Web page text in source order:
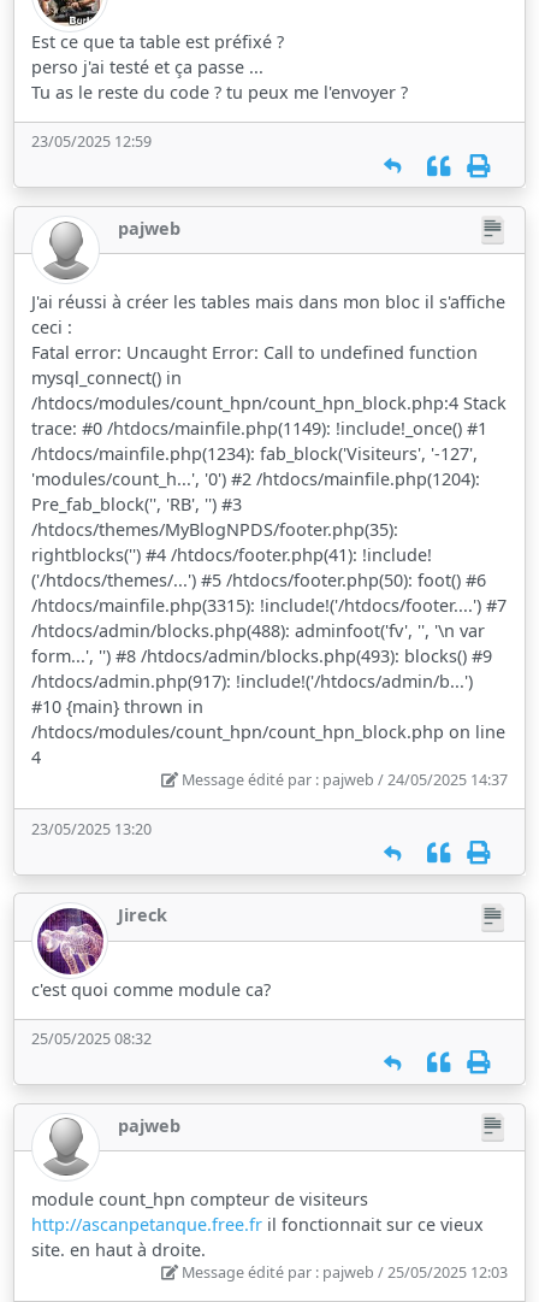
Est ce que ta table est préfixé ?
perso j'ai testé et ça passe ...
Tu as le reste du code ? tu peux me l'envoyer ?
23/05/2025 12:59
pajweb
J'ai réussi à créer les tables mais dans mon bloc il s'affiche
ceci :
Fatal error: Uncaught Error: Call to undefined function
mysql_connect() in
/htdocs/modules/count_hpn/count_hpn_block.php:4 Stack
trace: #0 /htdocs/mainfile.php(1149): !include!_once() #1
/htdocs/mainfile.php(1234): fab_block('Visiteurs', '-127',
'modules/count_h...', '0') #2 /htdocs/mainfile.php(1204):
Pre_fab_block('', 'RB', '') #3
/htdocs/themes/MyBlogNPDS/footer.php(35):
rightblocks('') #4 /htdocs/footer.php(41): !include!
('/htdocs/themes/...') #5 /htdocs/footer.php(50): foot() #6
/htdocs/mainfile.php(3315): !include!('/htdocs/footer....') #7
/htdocs/admin/blocks.php(488): adminfoot('fv', '', '\n var
form...', '') #8 /htdocs/admin/blocks.php(493): blocks() #9
/htdocs/admin.php(917): !include!('/htdocs/admin/b...')
#10 {main} thrown in
/htdocs/modules/count_hpn/count_hpn_block.php on line
4
Message édité par : pajweb / 24/05/2025 14:37
23/05/2025 13:20
Jireck
c'est quoi comme module ca?
25/05/2025 08:32
pajweb
module count_hpn compteur de visiteurs
http://ascanpetanque.free.fr il fonctionnait sur ce vieux
site. en haut à droite.
Message édité par : pajweb / 25/05/2025 12:03